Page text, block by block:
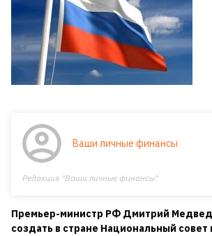
Ваши личные финансы
Редакция "Ваши личные финансы"
Премьер-министр РФ Дмитрий
создать в стране Национальный